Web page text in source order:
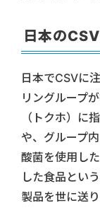
日本の
日本でCSVに
リングループ
（トクホ）に
や、グループ
酸菌を使用し
した食品とい
製品を世に送